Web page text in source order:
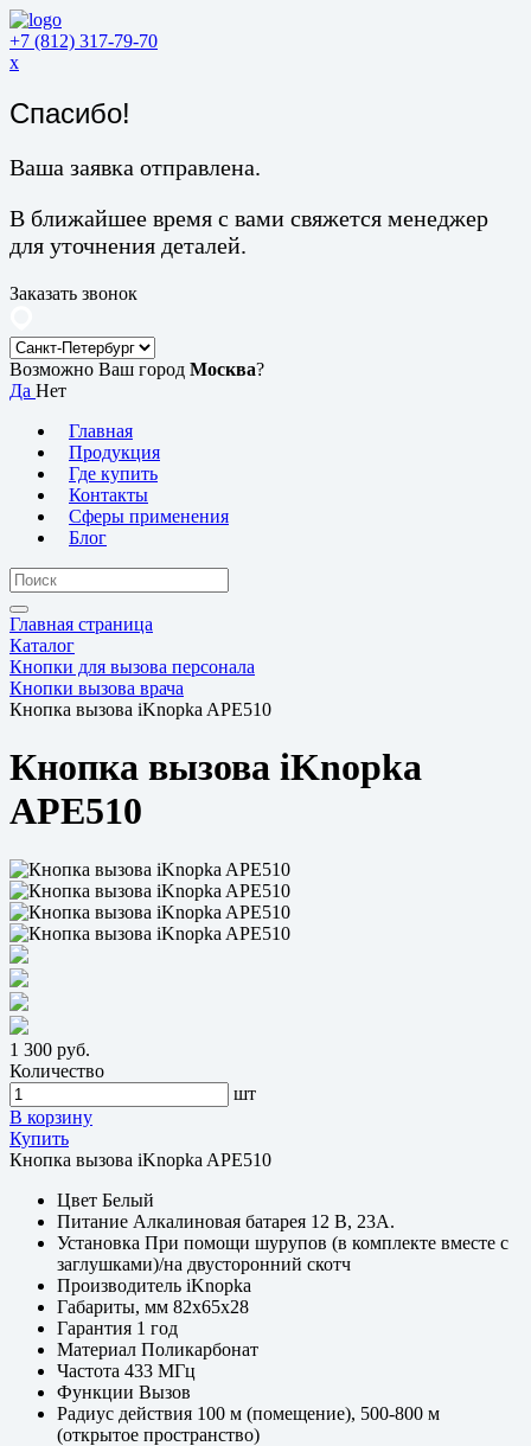
+7 (812) 317-79-70
x
Спасибо!
Ваша заявка отправлена.
В ближайшее время с вами свяжется менеджер
для уточнения деталей.
Заказать звонок
Возможно Ваш город Москва?
Да Нет
Главная
Продукция
Где купить
Контакты
Сферы применения
Блог
Главная страница
Каталог
Кнопки для вызова персонала
Кнопки вызова врача
Кнопка вызова iKnopka APE510
Кнопка вызова iKnopka
APE510
1 300 руб.
Количество
шт
В корзину
Купить
Кнопка вызова iKnopka APE510
Цвет Белый
Питание Алкалиновая батарея 12 В, 23A.
Установка При помощи шурупов (в комплекте вместе с
заглушками)/на двусторонний скотч
Производитель iKnopka
Габариты, мм 82х65х28
Гарантия 1 год
Материал Поликарбонат
Частота 433 МГц
Функции Вызов
Радиус действия 100 м (помещение), 500-800 м
(открытое пространство)